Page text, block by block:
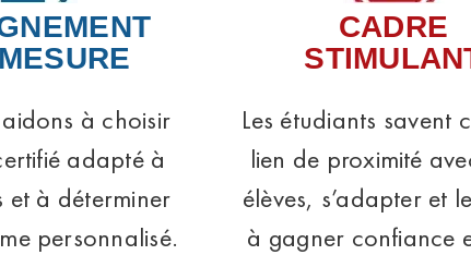
à choisir
adapté à
et à déterminer
personnalisé.
CADRE
Les étudiants savent
lien de proximité
élèves, s’adapter et
à gagner confiance